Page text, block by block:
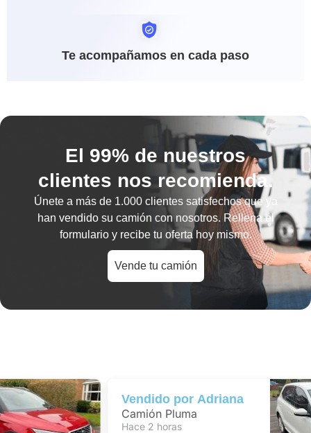
Te acompañamos en cada paso
El 99% de nuestros
clientes nos recomienda.
Únete a más de 1.000 clientes satisfechosque ya
han vendido su camión con nosotros. Rellena el
formulario y recibe tu oferta hoy mismo.
Vende tu camión
Vendido por
Adriana
Camión Pluma
Hace 2 horas